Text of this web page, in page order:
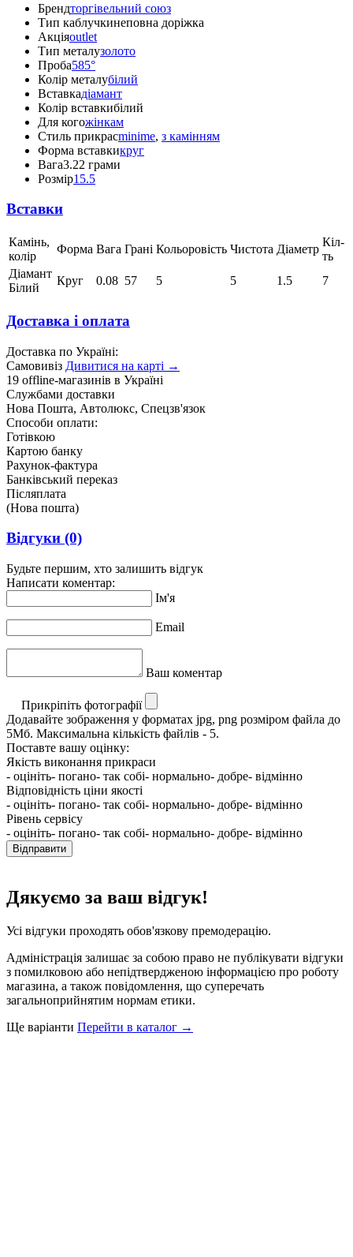
Брендторгівельний союз
Тип каблучкинеповна доріжка
Акціяoutlet
Тип металузолото
Проба585°
Колір металубілий
Вставкадіамант
Колір вставкибілий
Для когожінкам
Стиль прикрасminime, з камінням
Форма вставкикруг
Вага3.22 грами
Розмір15.5
Вставки
Камінь,
колір
Форма Вага Грані Кольоровість Чистота Діаметр
Кіл-
ть
Діамант
Білий
Круг 0.08 57 5 5 1.5 7
Доставка і оплата
Доставка по Україні:
Самовивіз Дивитися на карті →
19 offline-магазинів в Україні
Службами доставки
Нова Пошта, Автолюкс, Спецзв'язок
Способи оплати:
Готівкою
Картою банку
Рахунок-фактура
Банківський переказ
Післяплата
(Нова пошта)
Відгуки (0)
Будьте першим, хто залишить відгук
Написати коментар:
Ім'я
Email
Ваш коментар
Прикріпіть фотографії
Додавайте зображення у форматах jpg, png розміром файла до
5Мб. Максимальна кількість файлів - 5.
Поставте вашу оцінку:
Якість виконання прикраси
- оцініть- погано- так собі- нормально- добре- відмінно
Відповідність ціни якості
- оцініть- погано- так собі- нормально- добре- відмінно
Рівень сервісу
- оцініть- погано- так собі- нормально- добре- відмінно
Відправити
Дякуємо за ваш відгук!
Усі відгуки проходять обов'язкову премодерацію.
Адміністрація залишає за собою право не публікувати відгуки
з помилковою або непідтвердженою інформацією про роботу
магазина, а також повідомлення, що суперечать
загальноприйнятим нормам етики.
Ще варіанти Перейти в каталог →